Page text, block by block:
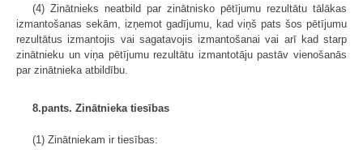
(4) Zinātnieks neatbild par zinātnisko pētījumu rezultātu tālākas
izmantošanas sekām, izņemot gadījumu, kad viņš pats šos pētījumu
rezultātus izmantojis vai sagatavojis izmantošanai vai arī kad starp
zinātnieku un viņa pētījumu rezultātu izmantotāju pastāv vienošanās
par zinātnieka atbildību.
8.pants. Zinātnieka tiesības
(1) Zinātniekam ir tiesības: